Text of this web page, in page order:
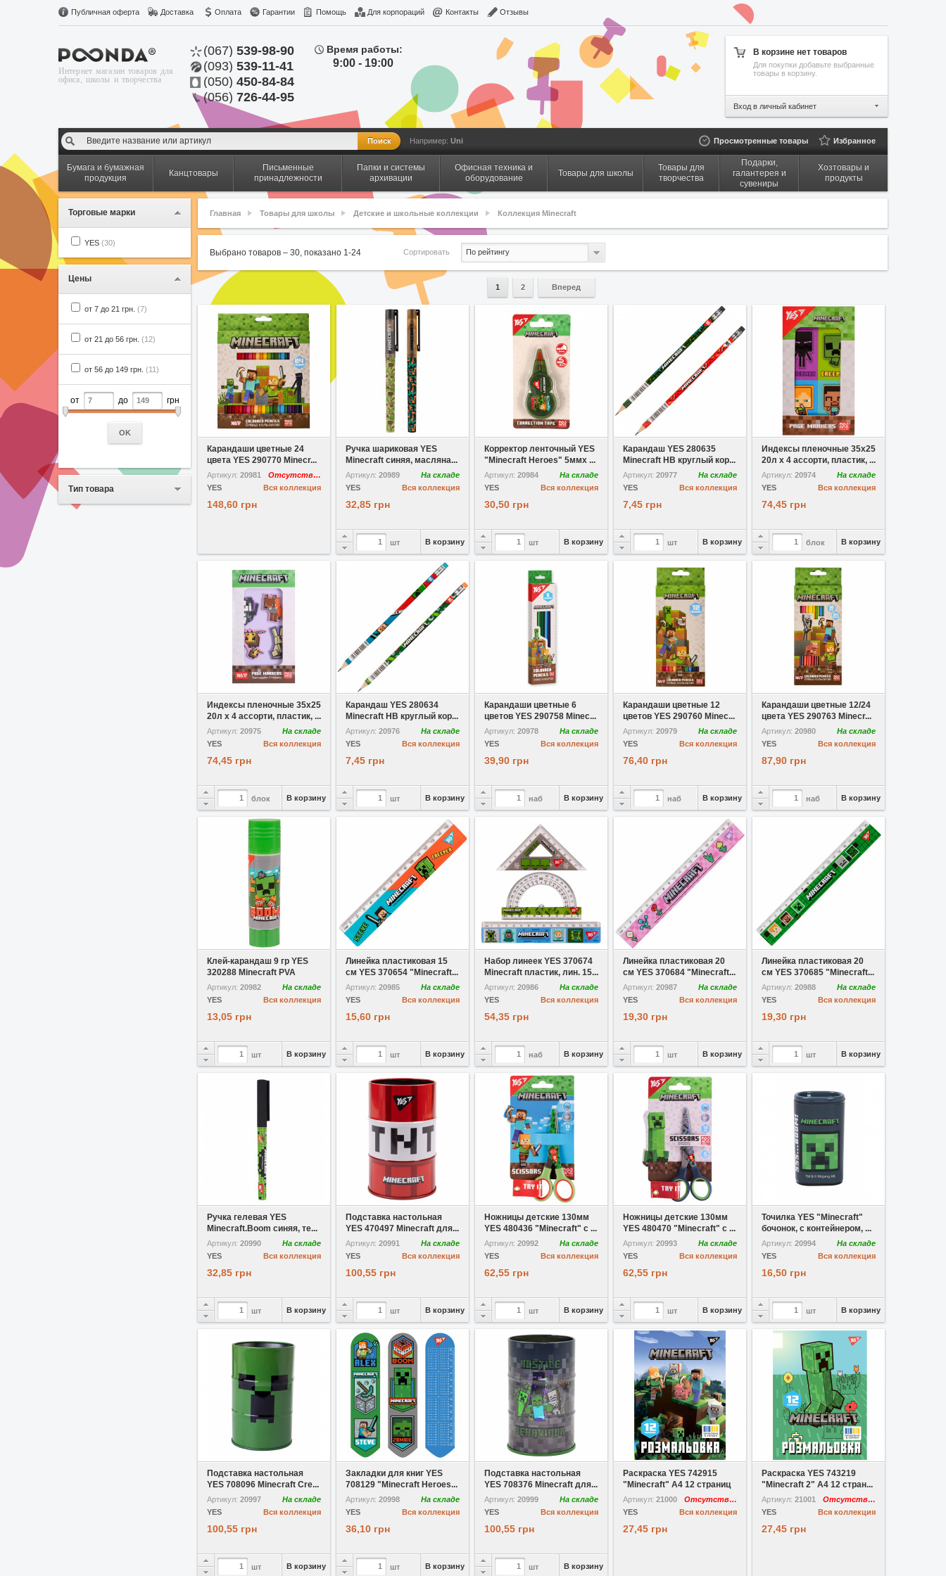
Публичная оферта Доставка Оплата Гарантии Помощь Для корпораций Контакты Отзывы
Интернет магазин товаров для
офиса, школы и творчества
(067) 539-98-90
(093) 539-11-41
(050) 450-84-84
(056) 726-44-95
Время работы:
9:00 - 19:00
В корзине нет товаров
Для покупки добавьте выбранные
товары в корзину.
Вход в личный кабинет
Например: Uni Просмотренные товары Избранное
Бумага и бумажная
продукция
Канцтовары
Письменные
принадлежности
Папки и системы
архивации
Офисная техника и
оборудование
Товары для школы
Товары для
творчества
Подарки,
галантерея и
сувениры
Хозтовары и
продукты
Торговые марки
YES (30)
Цены
от 7 до 21 грн. (7)
от 21 до 56 грн. (12)
от 56 до 149 грн. (11)
от до грн
OK
Тип товара
Главная Товары для школы Детские и школьные коллекции Коллекция Minecraft
Выбрано товаров – 30, показано 1-24 Сортировать По рейтингу
1 2 Вперед
В избранное
Карандаши цветные 24
цвета YES 290770 Minecr...
Артикул: 20981
Отсутствует
Вся коллекция
YES
148,60 грн
В избранное
Ручка шариковая YES
Minecraft синяя, масляна...
Артикул: 20989
На складе
Вся коллекция
YES
32,85 грн
шт В корзину
В избранное
Корректор ленточный YES
"Minecraft Heroes" 5ммx ...
Артикул: 20984
На складе
Вся коллекция
YES
30,50 грн
шт В корзину
Карандаш YES 280635
Minecraft HВ круглый кор...
Артикул: 20977
На складе
Вся коллекция
YES
7,45 грн
шт В корзину
В избранное
Индексы пленочные 35х25
20л х 4 ассорти, пластик, ...
Артикул: 20974
На складе
Вся коллекция
YES
74,45 грн
блок В корзину
В избранное
Индексы пленочные 35х25
20л х 4 ассорти, пластик, ...
Артикул: 20975
На складе
Вся коллекция
YES
74,45 грн
блок В корзину
Карандаш YES 280634
Minecraft HВ круглый кор...
Артикул: 20976
На складе
Вся коллекция
YES
7,45 грн
шт В корзину
В избранное
Карандаши цветные 6
цветов YES 290758 Minec...
Артикул: 20978
На складе
Вся коллекция
YES
39,90 грн
наб В корзину
В избранное
Карандаши цветные 12
цветов YES 290760 Minec...
Артикул: 20979
На складе
Вся коллекция
YES
76,40 грн
наб В корзину
В избранное
Карандаши цветные 12/24
цвета YES 290763 Minecr...
Артикул: 20980
На складе
Вся коллекция
YES
87,90 грн
наб В корзину
Клей-карандаш 9 гр YES
320288 Minecraft PVA
Артикул: 20982
На складе
Вся коллекция
YES
13,05 грн
шт В корзину
Линейка пластиковая 15
см YES 370654 "Minecraft...
Артикул: 20985
На складе
Вся коллекция
YES
15,60 грн
шт В корзину
В избранное
Набор линеек YES 370674
Minecraft пластик, лин. 15...
Артикул: 20986
На складе
Вся коллекция
YES
54,35 грн
наб В корзину
Линейка пластиковая 20
см YES 370684 "Minecraft...
Артикул: 20987
На складе
Вся коллекция
YES
19,30 грн
шт В корзину
Линейка пластиковая 20
см YES 370685 "Minecraft...
Артикул: 20988
На складе
Вся коллекция
YES
19,30 грн
шт В корзину
В избранное
Ручка гелевая YES
Minecraft.Boom синяя, те...
Артикул: 20990
На складе
Вся коллекция
YES
32,85 грн
шт В корзину
В избранное
Подставка настольная
YES 470497 Minecraft для...
Артикул: 20991
На складе
Вся коллекция
YES
100,55 грн
шт В корзину
В избранное
Ножницы детские 130мм
YES 480436 "Minecraft" с ...
Артикул: 20992
На складе
Вся коллекция
YES
62,55 грн
шт В корзину
В избранное
Ножницы детские 130мм
YES 480470 "Minecraft" с ...
Артикул: 20993
На складе
Вся коллекция
YES
62,55 грн
шт В корзину
Точилка YES "Minecraft"
бочонок, с контейнером, ...
Артикул: 20994
На складе
Вся коллекция
YES
16,50 грн
шт В корзину
В избранное
Подставка настольная
YES 708096 Minecraft Cre...
Артикул: 20997
На складе
Вся коллекция
YES
100,55 грн
шт В корзину
В избранное
Закладки для книг YES
708129 "Minecraft Heroes...
Артикул: 20998
На складе
Вся коллекция
YES
36,10 грн
шт В корзину
В избранное
Подставка настольная
YES 708376 Minecraft для...
Артикул: 20999
На складе
Вся коллекция
YES
100,55 грн
шт В корзину
В избранное
Раскраска YES 742915
"Minecraft" A4 12 страниц
Артикул: 21000
Отсутствует
Вся коллекция
YES
27,45 грн
В избранное
Раскраска YES 743219
"Minecraft 2" A4 12 стран...
Артикул: 21001
Отсутствует
Вся коллекция
YES
27,45 грн